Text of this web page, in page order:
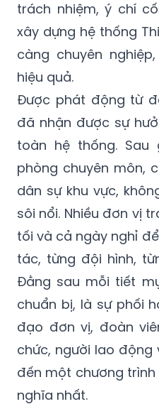
trách nhiệm, ý chí
xây dựng hệ thống
càng chuyên
hiệu quả.
Được phát động từ
đã nhận được sự
toàn hệ thống.
phòng chuyên môn,
dân sự khu vực,
sôi nổi. Nhiều đơn vị
tối và cả ngày nghỉ
tác, từng đội hình,
Đằng sau mỗi tiết
chuẩn bị, là sự phối
đạo đơn vị, đoàn
chức, người lao
đến một chương
nghĩa nhất.